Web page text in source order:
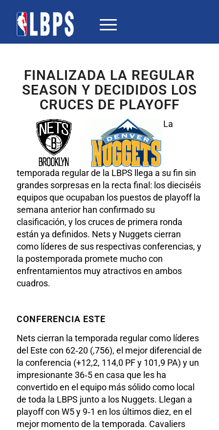
FINALIZADA LA REGULAR
SEASON Y DECIDIDOS LOS
CRUCES DE PLAYOFF
La
temporada regular de la LBPS llega a su fin sin
grandes sorpresas en la recta final: los dieciséis
equipos que ocupaban los puestos de playoff la
semana anterior han confirmado su
clasificación, y los cruces de primera ronda
están ya definidos. Nets y Nuggets cierran
como líderes de sus respectivas conferencias, y
la postemporada promete mucho con
enfrentamientos muy atractivos en ambos
cuadros.
CONFERENCIA ESTE
Nets cierran la temporada regular como líderes
del Este con 62‑20 (,756), el mejor diferencial de
la conferencia (+12,2, 114,0 PF y 101,9 PA) y un
impresionante 36‑5 en casa que les ha
convertido en el equipo más sólido como local
de toda la LBPS junto a los Nuggets. Llegan a
playoff con W5 y 9‑1 en los últimos diez, en el
mejor momento de la temporada. Cavaliers